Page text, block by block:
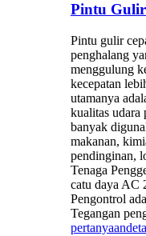
Pintu
Pintu gulir
penghalang
menggulung
kecepatan
utamanya
kualitas udara
banyak
makanan,
pendinginan,
Tenaga
catu daya AC
Pengontrol
Tegangan
pertanyaan